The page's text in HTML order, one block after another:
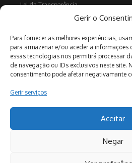
Gerir o
Para fornecer as melhores experiências,
para armazenar e/ou aceder a
essas tecnologias nos permitirá processar
de navegação ou IDs exclusivos neste site.
consentimento pode afetar negativamante
Gerir serviços
Aceitar
Negar
Lei da Transparência
Política de privacidade
Arquivo